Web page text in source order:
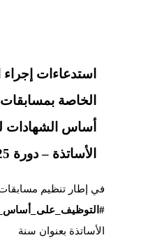
استدعاءات إجراء
الخاصة
أساس الشهادات
الأساتذة – دورة 2025
في إطار تنظيم
الأساتذة بعنوان سنة